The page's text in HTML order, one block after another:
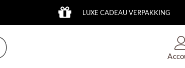
LUXE CADEAU VERPAKKING